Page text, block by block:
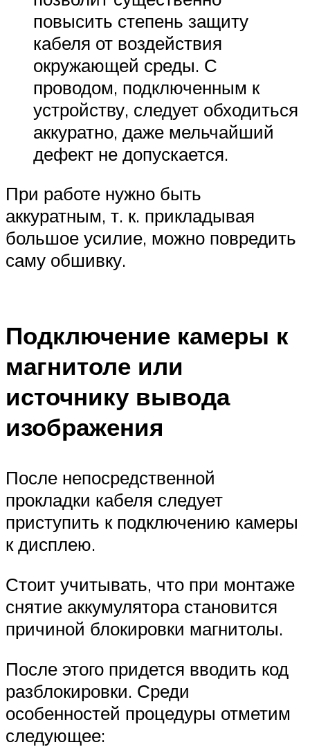
повысить степень защиту
кабеля от воздействия
окружающей среды. С
проводом, подключенным к
устройству, следует обходиться
аккуратно, даже мельчайший
дефект не допускается.
При работе нужно быть
аккуратным, т. к. прикладывая
большое усилие, можно повредить
саму обшивку.
Подключение камеры к
магнитоле или
источнику вывода
изображения
После непосредственной
прокладки кабеля следует
приступить к подключению камеры
к дисплею.
Стоит учитывать, что при монтаже
снятие аккумулятора становится
причиной блокировки магнитолы.
После этого придется вводить код
разблокировки. Среди
особенностей процедуры отметим
следующее: